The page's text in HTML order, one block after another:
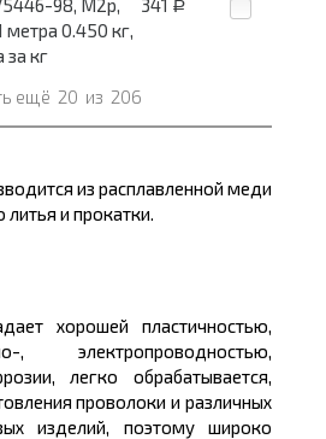
98, М2р,
метра 0.450 кг,
за кг
341 Р
ещё 20 из 206
из расплавленной меди
и прокатки.
хорошей пластичностью,
, электропроводностью,
легко обрабатывается,
проволоки и различных
изделий, поэтому широко